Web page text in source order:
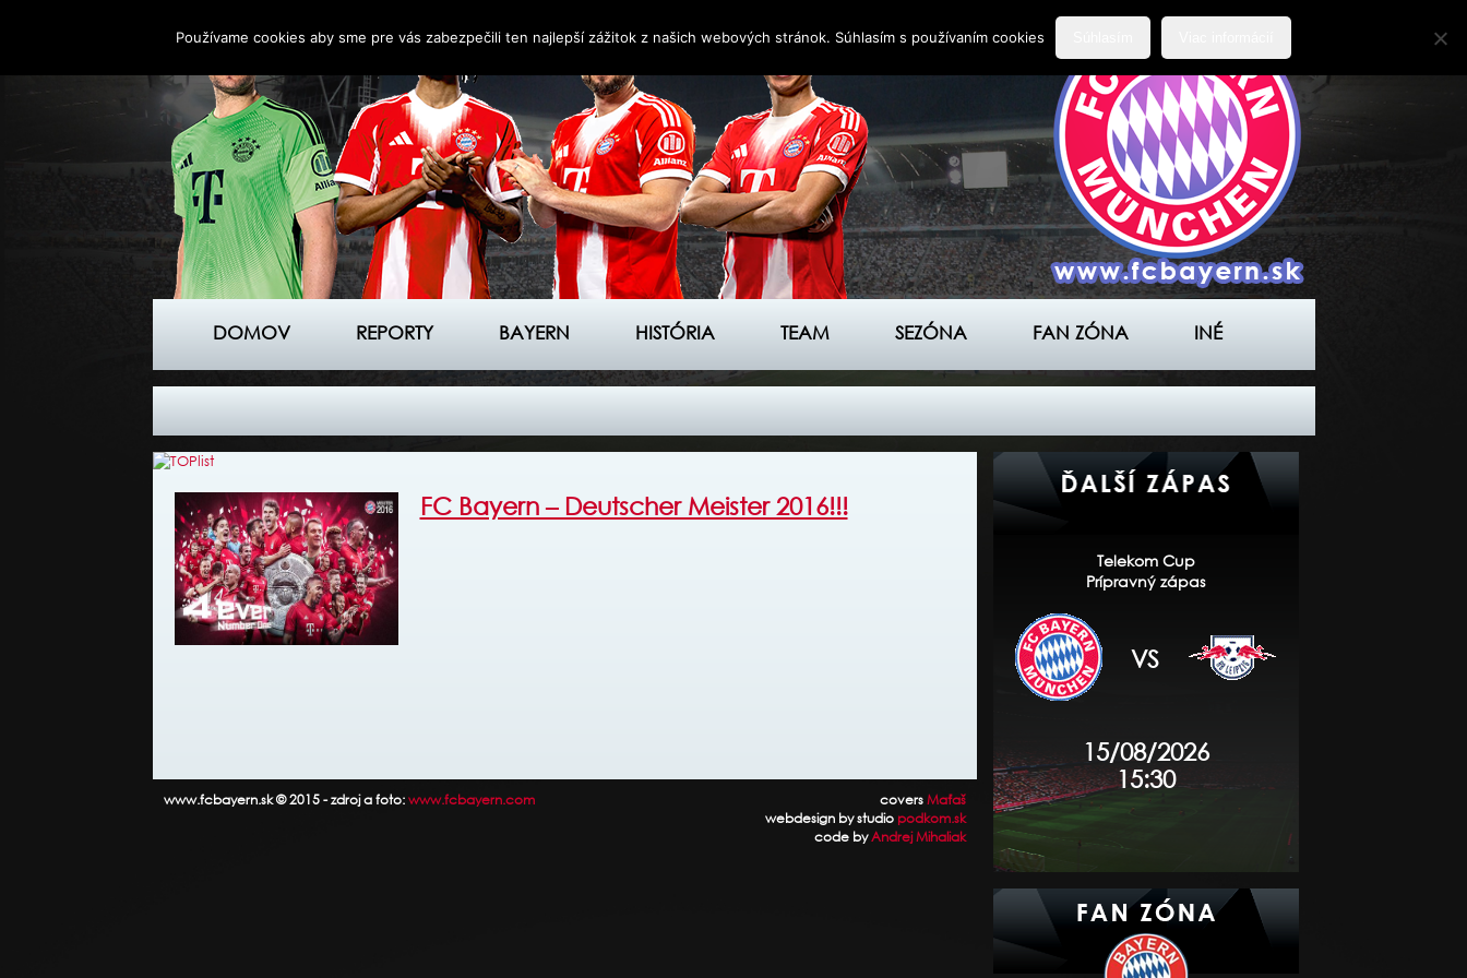
DOMOV REPORTY BAYERN HISTÓRIA TEAM SEZÓNA FAN ZÓNA INÉ
FC Bayern – Deutscher Meister 2016!!!
www.fcbayern.sk © 2015 - zdroj a foto:www.fcbayern.com coversMaťaš
webdesign by studio podkom.sk
code byAndrej Mihaliak
Telekom Cup
Prípravný zápas
VS
15/08/2026
15:30
Používame cookies aby sme pre vás zabezpečili ten najlepší zážitok z našich webových stránok. Súhlasím s používaním cookies